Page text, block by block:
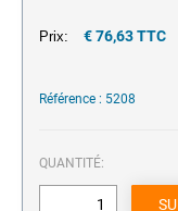
Prix: € 76,63 TTC
Référence : 5208
QUANTITÉ: